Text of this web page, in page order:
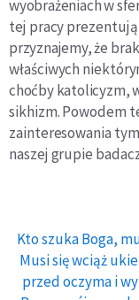
wyobrażeniach w sfe­
tej pracy prezentują
przyznajemy, że
właściwych niektó­
choćby katolicyzm,
sikhizm. Powodem
zainteresowania
naszej grupie
Kto szuka Boga,
Musi się wciąż
przed oczyma i